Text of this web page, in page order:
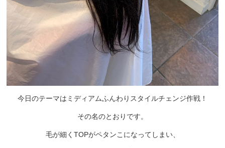
今日のテーマはミディアムふんわりスタイルチェンジ作戦！
その名のとおりです。
毛が細くTOPがペタンこになってしまい、